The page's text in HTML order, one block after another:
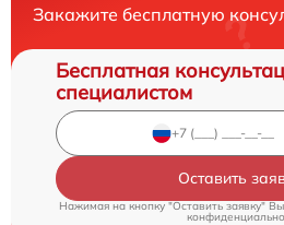
Закажите бесплатную
Бесплатная
специалистом
Оставить
Нажимая на кнопку "Оставить заявку"